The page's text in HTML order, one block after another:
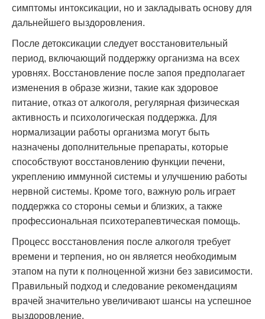
симптомы интоксикации, но и закладывать основу для
дальнейшего выздоровления.
После детоксикации следует восстановительный
период, включающий поддержку организма на всех
уровнях. Восстановление после запоя предполагает
изменения в образе жизни, такие как здоровое
питание, отказ от алкоголя, регулярная физическая
активность и психологическая поддержка. Для
нормализации работы организма могут быть
назначены дополнительные препараты, которые
способствуют восстановлению функции печени,
укреплению иммунной системы и улучшению работы
нервной системы. Кроме того, важную роль играет
поддержка со стороны семьи и близких, а также
профессиональная психотерапевтическая помощь.
Процесс восстановления после алкоголя требует
времени и терпения, но он является необходимым
этапом на пути к полноценной жизни без зависимости.
Правильный подход и следование рекомендациям
врачей значительно увеличивают шансы на успешное
выздоровление.